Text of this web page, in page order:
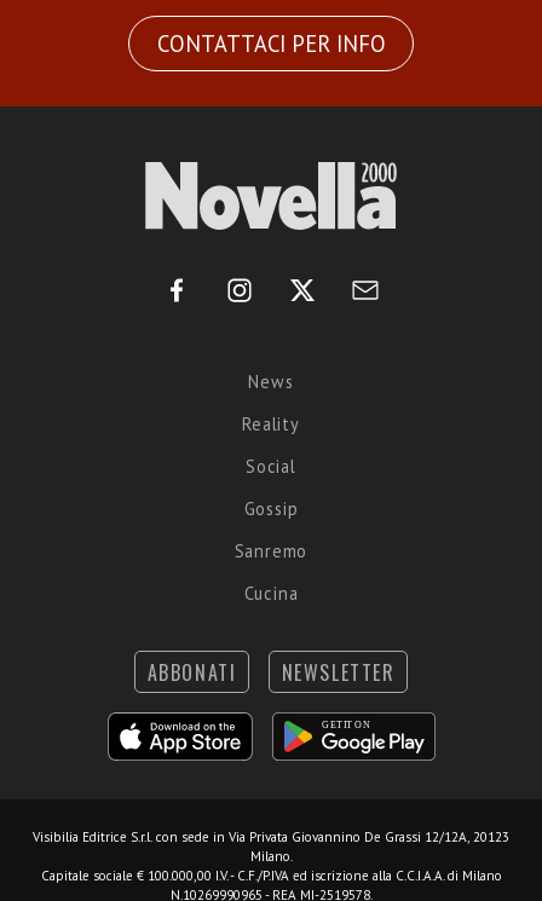
CONTATTACI PER INFO
News
Reality
Social
Gossip
Sanremo
Cucina
ABBONATI NEWSLETTER
Visibilia Editrice S.r.l. con sede in Via Privata Giovannino De Grassi 12/12A, 20123
Milano.
Capitale sociale € 100.000,00 I.V. - C.F./P.IVA ed iscrizione alla C.C.I.A.A. di Milano
N.10269990965 - REA MI-2519578.